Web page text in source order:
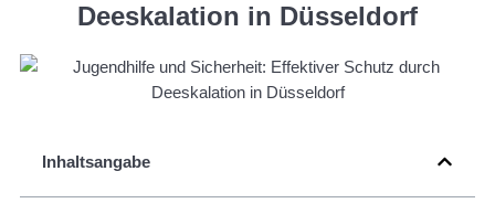
Deeskalation in Düsseldorf
Inhaltsangabe